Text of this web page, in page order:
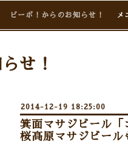
ビーボ！からのお知らせ！ メ
せ！
2014-12-19 18:25:00
箕面マサジビール
桜高原マサジビール